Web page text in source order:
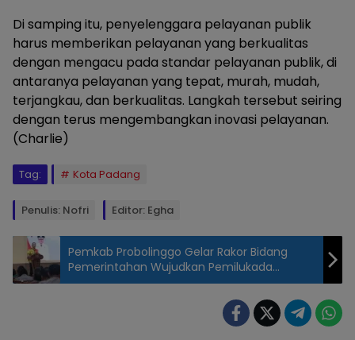
Di samping itu, penyelenggara pelayanan publik
harus memberikan pelayanan yang berkualitas
dengan mengacu pada standar pelayanan publik, di
antaranya pelayanan yang tepat, murah, mudah,
terjangkau, dan berkualitas. Langkah tersebut seiring
dengan terus mengembangkan inovasi pelayanan.
(Charlie)
Tag: Kota Padang
Penulis: Nofri Editor: Egha
Pemkab Probolinggo Gelar Rakor Bidang
Pemerintahan Wujudkan Pemilukada
Serentak Damai dan Berkualitas